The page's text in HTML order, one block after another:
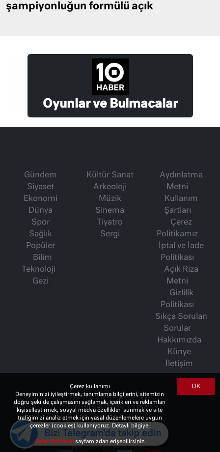
şampiyonluğun formülü açık
Oyunlar ve Bulmacalar
Gündem
Siyaset
Ekonomi
Dünya
Spor
Sağlık
Popüler
Bilim
Teknoloji
Gezi
Kültür Sanat
Arkeoloji
Müzik
Sinema
Tiyatro
Sergi
Aydınlatma
Metni
Kullanım
Şartları
Çerez
Politikamız
İptal ve İade
Politikası
Açık Rıza
Metni
Gizlilik
Politikası
Sıkça Sorulan
Sorular
Hakkımızda
Künye
İletişim
İsmet Berkan Yazıları
Ertuğrul Özkök Yazıları
Haftalık Gazete
OK
Çerez kullanımı
Deneyiminizi iyileştirmek, tanımlama bilgilerini, sitemizin
doğru şekilde çalışmasını sağlamak, içerikleri ve reklamları
kişiselleştirmek, sosyal medya özellikleri sunmak ve site
trafiğimizi analiz etmek için yasal düzenlemelere uygun
çerezler (cookies) kullanıyoruz. Detaylı bilgiye;
Çerez Politikasısayfamızdan erişebilirsiniz.
Bizi Telegram'da takip edin